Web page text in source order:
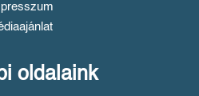
oldalaink